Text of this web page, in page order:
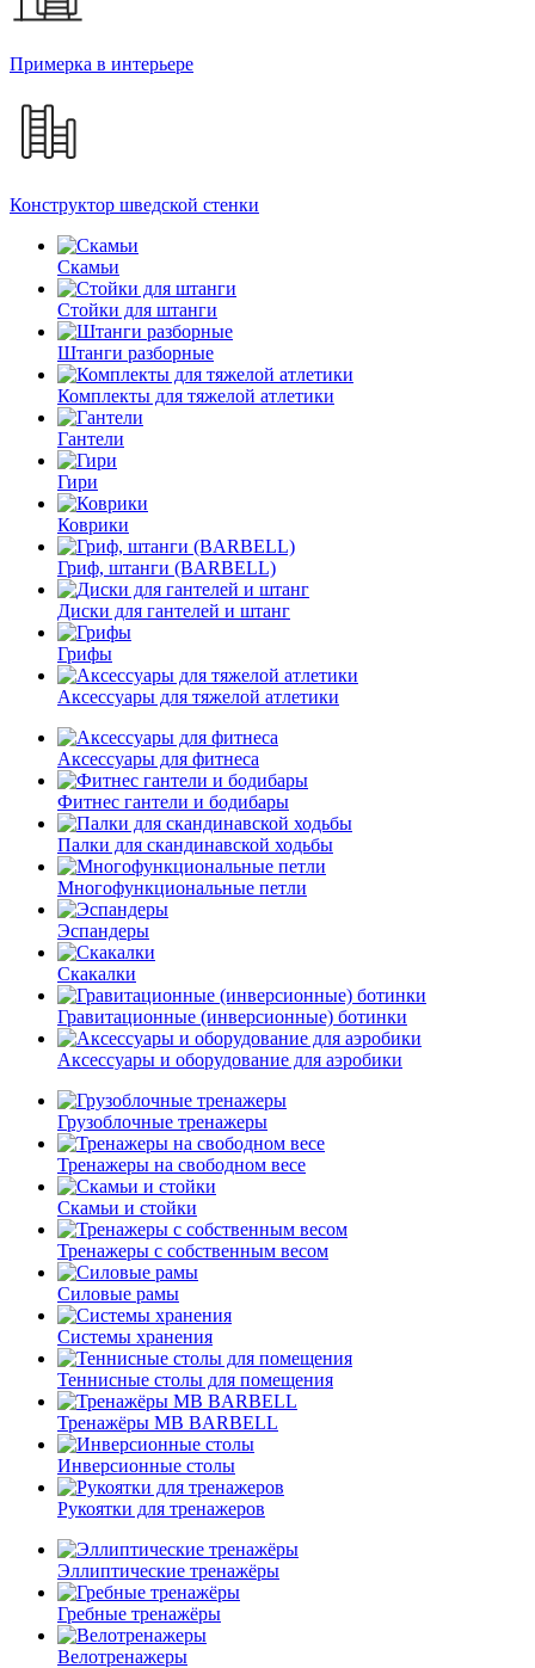
Примерка в интерьере
Конструктор шведской стенки
Скамьи
Стойки для штанги
Штанги разборные
Комплекты для тяжелой атлетики
Гантели
Гири
Коврики
Гриф, штанги (BARBELL)
Диски для гантелей и штанг
Грифы
Аксессуары для тяжелой атлетики
Аксессуары для фитнеса
Фитнес гантели и бодибары
Палки для скандинавской ходьбы
Многофункциональные петли
Эспандеры
Скакалки
Гравитационные (инверсионные) ботинки
Аксессуары и оборудование для аэробики
Грузоблочные тренажеры
Тренажеры на свободном весе
Скамьи и стойки
Тренажеры с собственным весом
Силовые рамы
Системы хранения
Теннисные столы для помещения
Тренажёры MB BARBELL
Инверсионные столы
Рукоятки для тренажеров
Эллиптические тренажёры
Гребные тренажёры
Велотренажеры